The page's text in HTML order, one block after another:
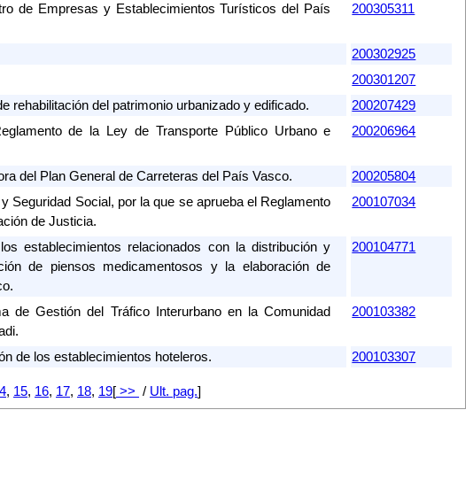
de Empresas y Establecimientos Turísticos del País
200305311
200302925
200301207
rehabilitación del patrimonio urbanizado y edificado.
200207429
de la Ley de Transporte Público Urbano e
200206964
del Plan General de Carreteras del País Vasco.
200205804
Seguridad Social, por la que se aprueba el Reglamento
de Justicia.
200107034
establecimientos relacionados con la distribución y
de piensos medicamentosos y la elaboración de
200104771
Gestión del Tráfico Interurbano en la Comunidad
200103382
de los establecimientos hoteleros. 200103307
, 15, 16, 17, 18, 19[ >> / Ult. pag.]